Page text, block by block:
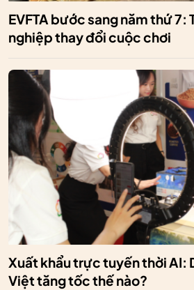
EVFTA bước sang năm thứ 7:
nghiệp thay đổi cuộc chơi
Xuất khẩu trực tuyến thời AI:
Việt tăng tốc thế nào?